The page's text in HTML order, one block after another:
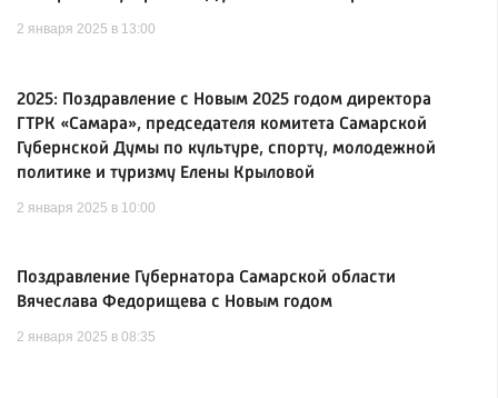
2 января 2025 в 13:00
2025: Поздравление с Новым 2025 годом директора
ГТРК «Самара», председателя комитета Самарской
Губернской Думы по культуре, спорту, молодежной
политике и туризму Елены Крыловой
2 января 2025 в 10:00
Поздравление Губернатора Самарской области
Вячеслава Федорищева с Новым годом
2 января 2025 в 08:35